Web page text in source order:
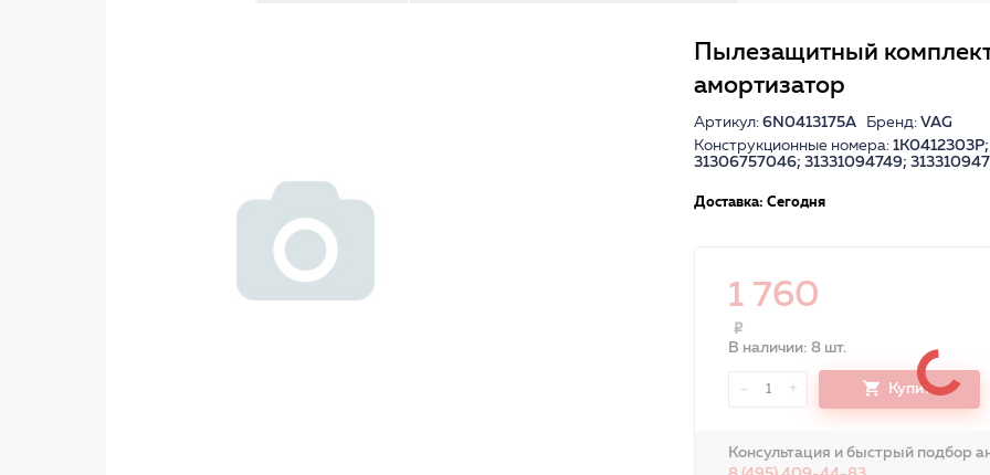
Пылезащитный
амортизатор
Артикул: 6N0413175A Бренд: VAG
Конструкционные номера:
31306757046; 31331094749;
Доставка: Сегодня
1 760
В наличии: 8 шт.
- 1 + Купить
Консультация и быстрый подбор